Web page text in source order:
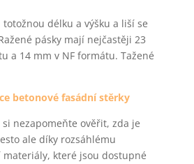
totožnou délku a výšku a liší se
pásky mají nejčastěji 23
a 14 mm v NF formátu. Tažené
betonové fasádní stěrky
nezapomeňte ověřit, zda je
ale díky rozsáhlému
které jsou dostupné